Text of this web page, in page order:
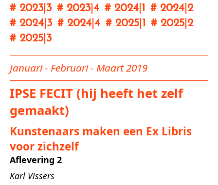
# 2023 3 # 2023| 4 # 2024| 1 # 2024| 2
# 2024 3 # 2024| 4 # 2025| 1 # 2025| 2
# 2025 3
Januari - Februari - Maart 2019
IPSE FECIT (hij heeft het zelf
gemaakt)
Kunstenaars maken een Ex Libris
voor zichzelf
Aflevering 2
Karl Vissers